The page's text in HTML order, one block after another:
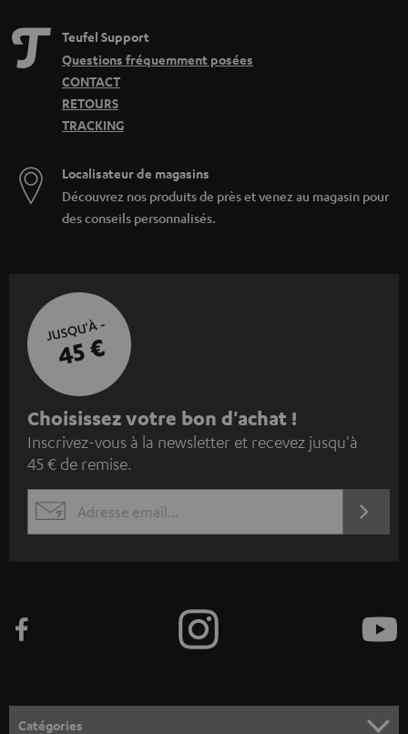
Teufel Support
Questions fréquemment posées
CONTACT
RETOURS
TRACKING
Localisateur de magasins
Découvrez nos produits de près et venez au magasin pour
des conseils personnalisés.
JUSQU'À -
45 €
I
n
s
c
z
o
Choisissez votre bon d'achat !
Inscrivez-vous à la newsletter et recevez jusqu'à
45 € de remise.
EMAIL
Catégories